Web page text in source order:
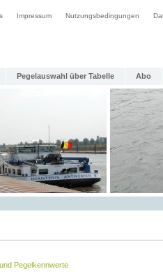
Impressum Nutzungsbedingungen
Pegelauswahl über Tabelle Abo
Pegelkennwerte